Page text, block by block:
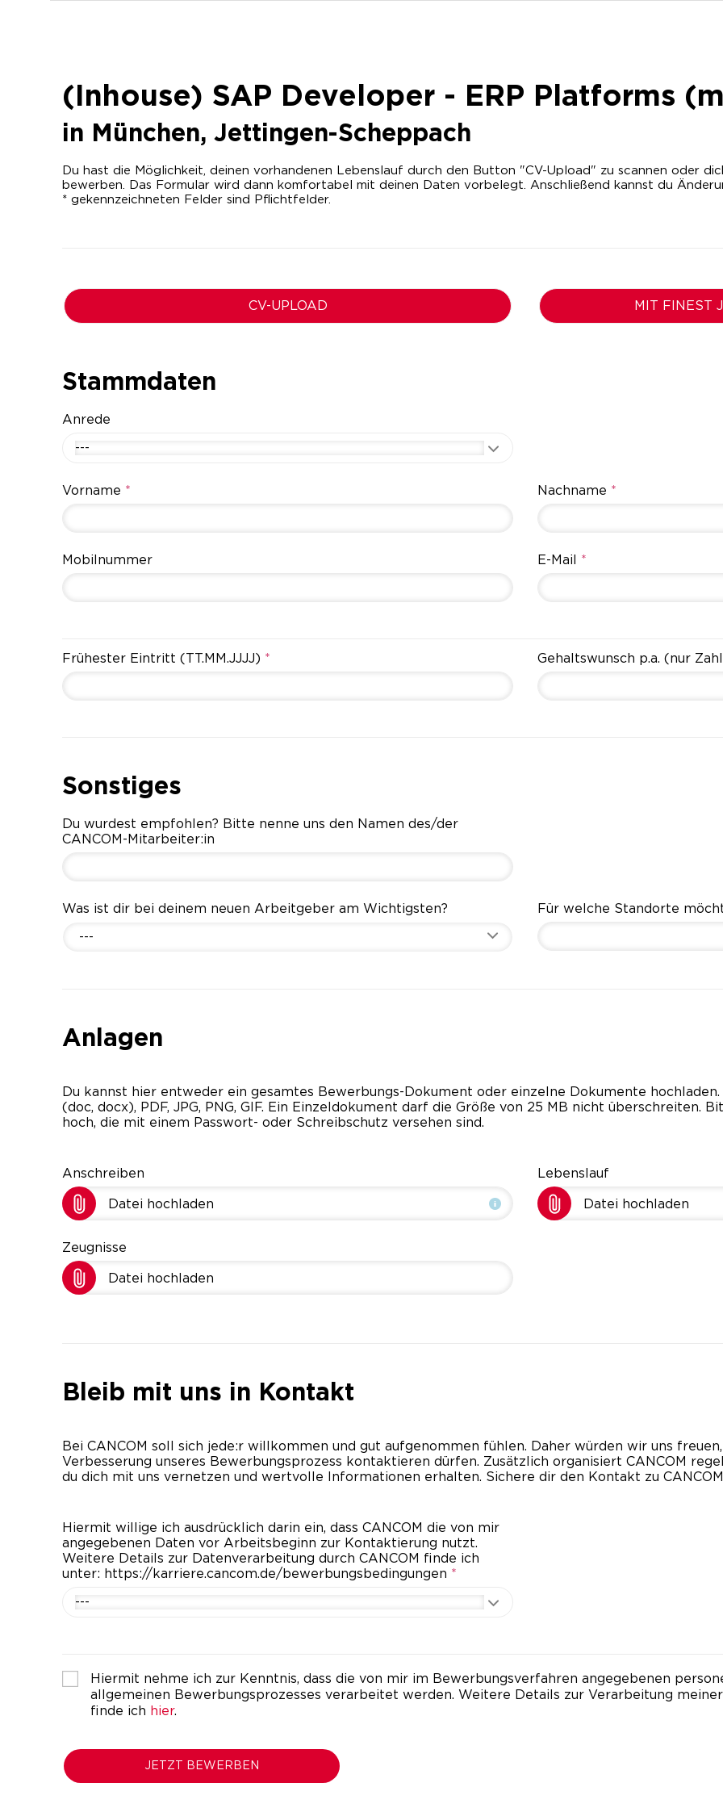
(Inhouse) SAP Developer - ERP Platforms
in München, Jettingen-Scheppach
Du hast die Möglichkeit, deinen vorhandenen Lebenslauf durch den Button "CV-Upload" zu scannen oder
bewerben. Das Formular wird dann komfortabel mit deinen Daten vorbelegt. Anschließend kannst du
* gekennzeichneten Felder sind Pflichtfelder.
CV-UPLOAD MIT FINEST
Stammdaten
Anrede
---
Vorname * Nachname *
Mobilnummer E-Mail *
Frühester Eintritt (TT.MM.JJJJ) * Gehaltswunsch p.a. (nur
Sonstiges
Du wurdest empfohlen? Bitte nenne uns den Namen des/der
CANCOM-Mitarbeiter:in
Was ist dir bei deinem neuen Arbeitgeber am Wichtigsten?
---
Für welche Standorte
Anlagen
Du kannst hier entweder ein gesamtes Bewerbungs-Dokument oder einzelne Dokumente
(doc, docx), PDF, JPG, PNG, GIF. Ein Einzeldokument darf die Größe von 25 MB nicht überschreiten.
hoch, die mit einem Passwort- oder Schreibschutz versehen sind.
Anschreiben
Datei hochladen
Lebenslauf
Datei hochladen
Zeugnisse
Datei hochladen
Bleib mit uns in Kontakt
Bei CANCOM soll sich jede:r willkommen und gut aufgenommen fühlen. Daher würden wir uns
Verbesserung unseres Bewerbungsprozess kontaktieren dürfen. Zusätzlich organisiert CANCOM
du dich mit uns vernetzen und wertvolle Informationen erhalten. Sichere dir den Kontakt zu
Hiermit willige ich ausdrücklich darin ein, dass CANCOM die von mir
angegebenen Daten vor Arbeitsbeginn zur Kontaktierung nutzt.
Weitere Details zur Datenverarbeitung durch CANCOM finde ich
unter: https://karriere.cancom.de/bewerbungsbedingungen *
---
Hiermit nehme ich zur Kenntnis, dass die von mir im Bewerbungsverfahren angegebenen
allgemeinen Bewerbungsprozesses verarbeitet werden. Weitere Details zur Verarbeitung
finde ich hier.
JETZT BEWERBEN